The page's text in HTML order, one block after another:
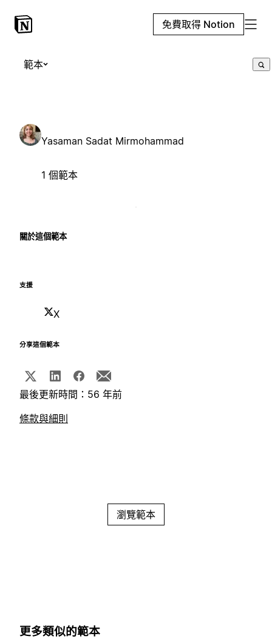
免費取得 Notion
範本
Yasaman Sadat Mirmohammad
1 個範本
關於這個範本
支援
X
分享這個範本
最後更新時間：56 年前
條款與細則
瀏覽範本
更多類似的範本